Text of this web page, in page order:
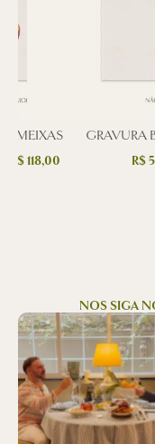
AMEIXAS
R$118,00
GRAVURA
R$
NOS SIGA